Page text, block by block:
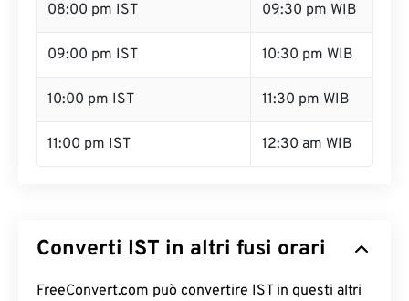
08:00 pm IST 09:30 pm WIB
09:00 pm IST 10:30 pm WIB
10:00 pm IST 11:30 pm WIB
11:00 pm IST 12:30 am WIB
Converti IST in altri fusi orari
FreeConvert.com può convertire IST in questi altri